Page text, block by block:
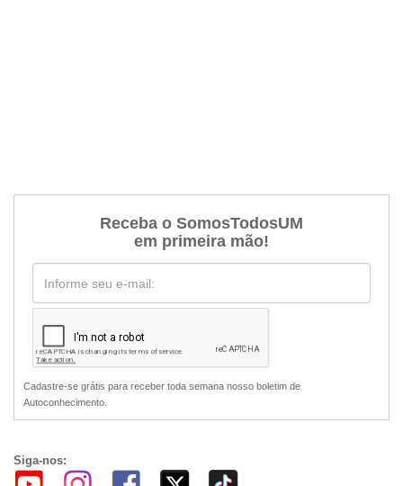
Receba o SomosTodosUM
em primeira mão!
Cadastre-se grátis para receber toda semana nosso boletim de
Autoconhecimento.
Siga-nos: